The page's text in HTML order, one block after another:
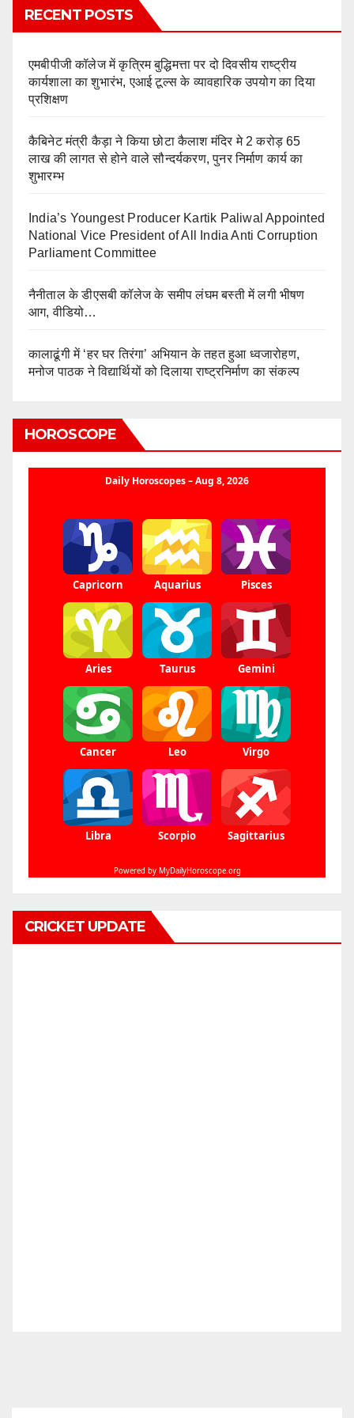
RECENT POSTS
एमबीपीजी कॉलेज में कृत्रिम बुद्धिमत्ता पर दो दिवसीय राष्ट्रीय
कार्यशाला का शुभारंभ, एआई टूल्स के व्यावहारिक उपयोग का दिया
प्रशिक्षण
कैबिनेट मंत्री कैड़ा ने किया छोटा कैलाश मंदिर मे 2 करोड़ 65
लाख की लागत से होने वाले सौन्दर्यकरण, पुनर निर्माण कार्य का
शुभारम्भ
India’s Youngest Producer Kartik Paliwal Appointed
National Vice President of All India Anti Corruption
Parliament Committee
नैनीताल के डीएसबी कॉलेज के समीप लंघम बस्ती में लगी भीषण
आग, वीडियो…
कालाढूंगी में ‘हर घर तिरंगा’ अभियान के तहत हुआ ध्वजारोहण,
मनोज पाठक ने विद्यार्थियों को दिलाया राष्ट्रनिर्माण का संकल्प
HOROSCOPE
CRICKET UPDATE